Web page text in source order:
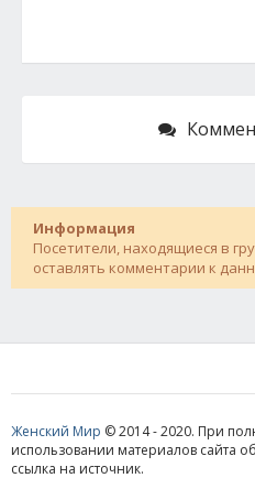
Информация
Посетители, находящиеся в
оставлять комментарии к
Женский Мир © 2014 - 2020. При
использовании материалов сайта
ссылка на источник.